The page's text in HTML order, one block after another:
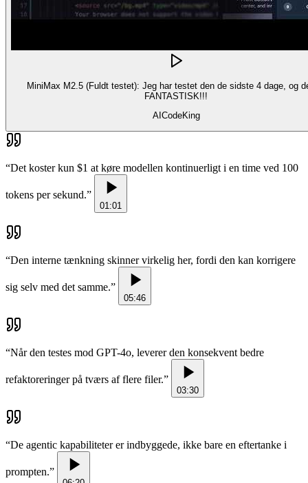
MiniMax M2.5 (Fuldt testet): Jeg har testet den de sidste 4 dage, og
FANTASTISK!!!
AICodeKing
“Det koster kun $1 at køre modellen kontinuerligt i en time ved 100
tokens per sekund.”
01:01
“Den interne tænkning skinner virkelig her, fordi den kan korrigere
sig selv med det samme.”
05:46
“Når den testes mod GPT-4o, leverer den konsekvent bedre
refaktoreringer på tværs af flere filer.”
03:30
“De agentic kapabiliteter er indbyggede, ikke bare en eftertanke i
prompten.”